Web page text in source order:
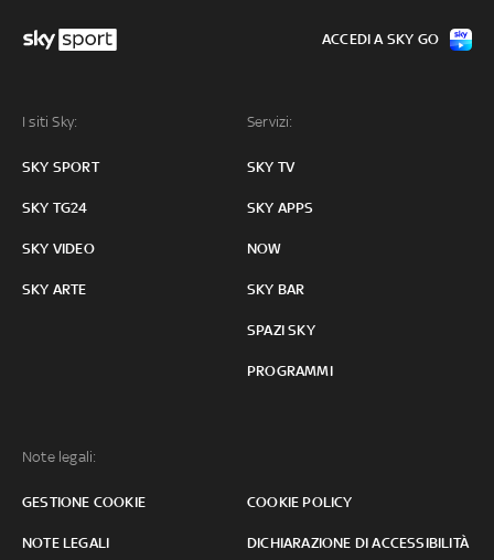
I siti Sky:
SKY SPORT
SKY TG24
SKY VIDEO
SKY ARTE
Servizi:
SKY TV
SKY APPS
NOW
SKY BAR
SPAZI SKY
PROGRAMMI
Note legali:
GESTIONE COOKIE COOKIE POLICY
NOTE LEGALI DICHIARAZIONE DI ACCESSIBILITÀ
ACCEDI A SKY GO